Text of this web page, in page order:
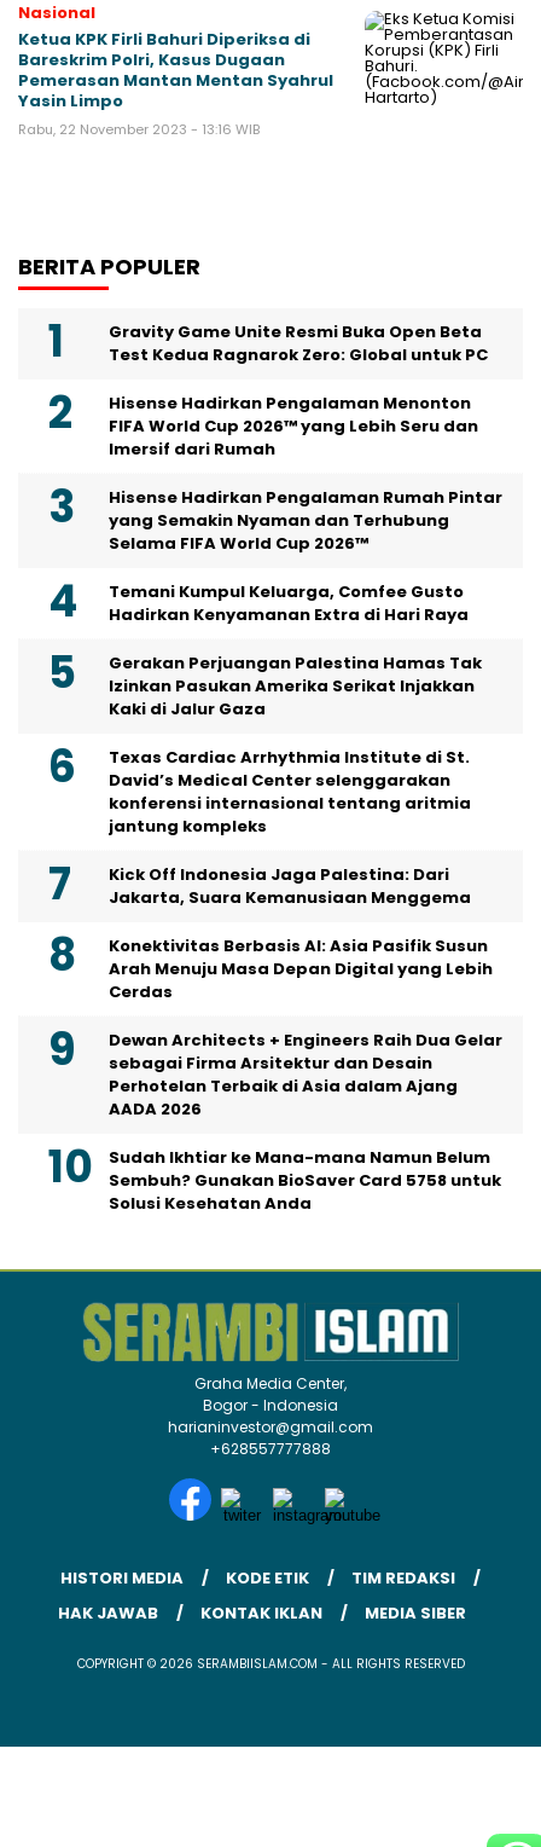
Nasional
Ketua KPK Firli Bahuri Diperiksa di
Bareskrim Polri, Kasus Dugaan
Pemerasan Mantan Mentan Syahrul
Yasin Limpo
Rabu, 22 November 2023 - 13:16 WIB
BERITA POPULER
Gravity Game Unite Resmi Buka Open Beta
Test Kedua Ragnarok Zero: Global untuk PC
Hisense Hadirkan Pengalaman Menonton
FIFA World Cup 2026™ yang Lebih Seru dan
Imersif dari Rumah
Hisense Hadirkan Pengalaman Rumah Pintar
yang Semakin Nyaman dan Terhubung
Selama FIFA World Cup 2026™
Temani Kumpul Keluarga, Comfee Gusto
Hadirkan Kenyamanan Extra di Hari Raya
Gerakan Perjuangan Palestina Hamas Tak
Izinkan Pasukan Amerika Serikat Injakkan
Kaki di Jalur Gaza
Texas Cardiac Arrhythmia Institute di St.
David’s Medical Center selenggarakan
konferensi internasional tentang aritmia
jantung kompleks
Kick Off Indonesia Jaga Palestina: Dari
Jakarta, Suara Kemanusiaan Menggema
Konektivitas Berbasis AI: Asia Pasifik Susun
Arah Menuju Masa Depan Digital yang Lebih
Cerdas
Dewan Architects + Engineers Raih Dua Gelar
sebagai Firma Arsitektur dan Desain
Perhotelan Terbaik di Asia dalam Ajang
AADA 2026
Sudah Ikhtiar ke Mana-mana Namun Belum
Sembuh? Gunakan BioSaver Card 5758 untuk
Solusi Kesehatan Anda
Graha Media Center,
Bogor - Indonesia
harianinvestor@gmail.com
+628557777888
HISTORI MEDIA KODE ETIK
TIM REDAKSI
HAK JAWAB
KONTAK IKLAN MEDIA SIBER
COPYRIGHT © 2026 SERAMBIISLAM.COM - ALL RIGHTS RESERVED